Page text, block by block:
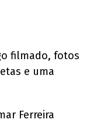
filmado, fotos
e uma
Ferreira